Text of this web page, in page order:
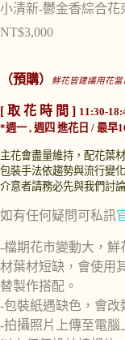
小清新-鬱金香綜合花
NT$3,000
（預購） 鮮花皆建議用花
[ 取 花 時 間 ] 11:30-
*週一 , 週四 進花日 / 最早
主花會盡量維持，配花葉
包裝手法依趨勢與流行變
介意者請務必先與我們討
如有任何疑問可私訊
-檔期花市變動大，
材葉材短缺，會使用
替製作搭配。
-包裝紙遇缺色，會改
-拍攝照片上傳至電腦